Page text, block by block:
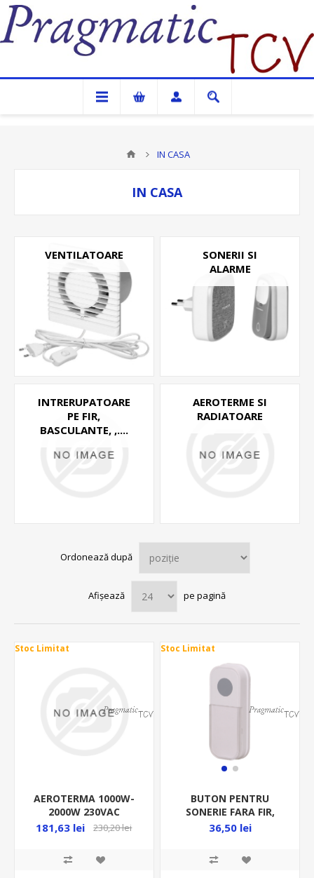
Pragmatic TCV
IN CASA
IN CASA
VENTILATOARE
SONERII SI
ALARME
INTRERUPATOARE
PE FIR,
BASCULANTE, ,....
AEROTERME SI
RADIATOARE
Ordonează după
Afișează pe pagină
Stoc Limitat
AEROTERMA 1000W-
2000W 230VAC
19.5X31X22.5CM CU
181,63 lei 230,20 lei
Stoc Limitat
BUTON PENTRU
SONERIE FARA FIR,
SERIA FADO
36,50 lei